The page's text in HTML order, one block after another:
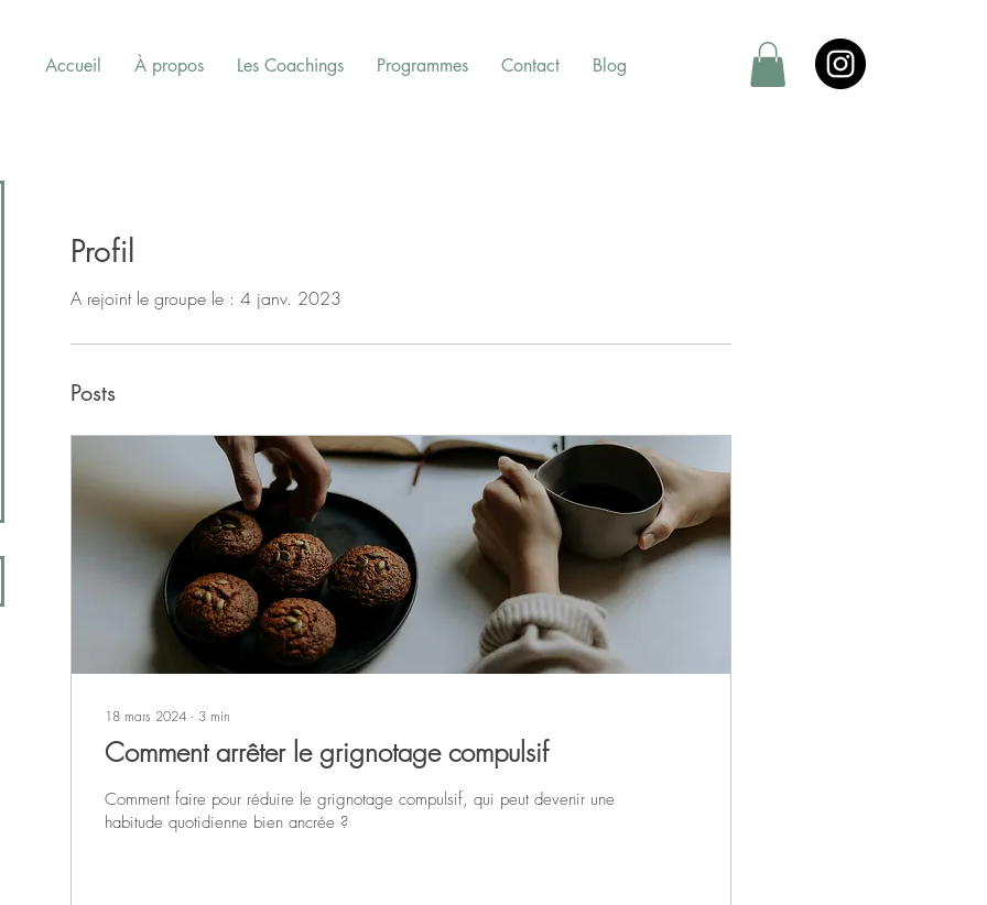
Accueil À propos Les Coachings Programmes Contact Blog
Profil
A rejoint le groupe le : 4 janv. 2023
Posts
18 mars 2024 ∙ 3 min
Comment arrêter le grignotage compulsif
Comment faire pour réduire le grignotage compulsif, qui peut devenir une
habitude quotidienne bien ancrée ?